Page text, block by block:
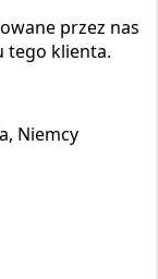
przez nas
tego klienta.
Niemcy